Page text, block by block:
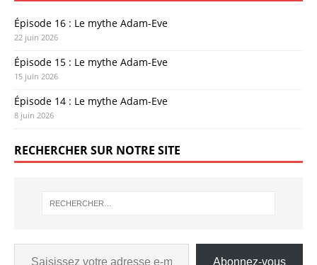
Épisode 16 : Le mythe Adam-Eve
22 juin 2026
Épisode 15 : Le mythe Adam-Eve
15 juin 2026
Épisode 14 : Le mythe Adam-Eve
8 juin 2026
RECHERCHER SUR NOTRE SITE
Abonnez-vous